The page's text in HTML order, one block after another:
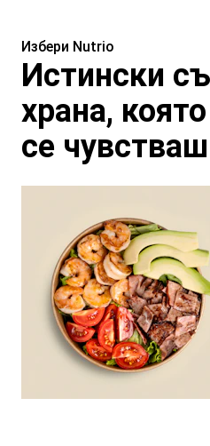
Избери Nutrio
Истински
храна,
се